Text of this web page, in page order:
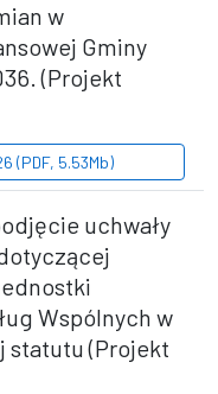
w
Gminy
(Projekt
(PDF, 5.53Mb)
uchwały
Wspólnych w
statutu (Projekt